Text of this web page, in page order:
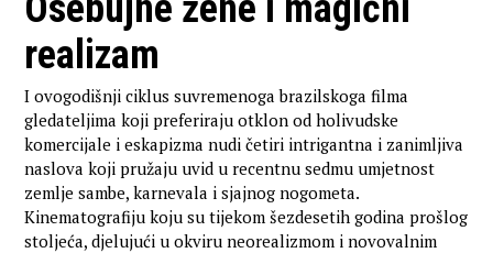
realizam
I ovogodišnji ciklus suvremenoga brazilskoga filma
gledateljima koji preferiraju otklon od holivudske
komercijale i eskapizma nudi četiri intrigantna i zanimljiva
naslova koji pružaju uvid u recentnu sedmu umjetnost
zemlje sambe, karnevala i sjajnog nogometa.
Kinematografiju koju su tijekom šezdesetih godina prošlog
stoljeća, djelujući u okviru neorealizmom i novovalnim